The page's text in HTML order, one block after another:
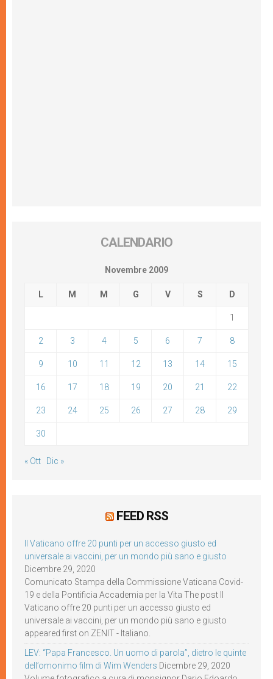
CALENDARIO
Novembre 2009
L M M G V S D
1
2 3 4 5 6 7 8
9 10 11 12 13 14 15
16 17 18 19 20 21 22
23 24 25 26 27 28 29
30
« Ott Dic »
FEED RSS
Il Vaticano offre 20 punti per un accesso giusto ed
universale ai vaccini, per un mondo più sano e giusto
Dicembre 29, 2020
Comunicato Stampa della Commissione Vaticana Covid-
19 e della Pontificia Accademia per la Vita The post Il
Vaticano offre 20 punti per un accesso giusto ed
universale ai vaccini, per un mondo più sano e giusto
appeared first on ZENIT - Italiano.
LEV: “Papa Francesco. Un uomo di parola”, dietro le quinte
dell’omonimo film di Wim Wenders Dicembre 29, 2020